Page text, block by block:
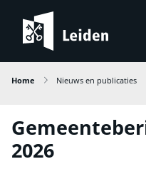
Home Nieuws en publicaties
2026